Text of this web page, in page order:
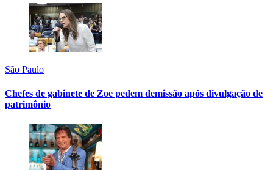
São Paulo
Chefes de gabinete de Zoe pedem demissão após divulgação de
patrimônio